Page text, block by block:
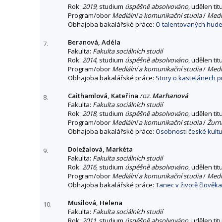
Rok: 2019, studium úspěšně absolvováno, udělen
Program/obor Mediální a komunikační studia/
Obhajoba bakalářské práce: O talentovaných
7.
Beranová, Adéla
Fakulta: Fakulta sociálních studií
Rok: 2014, studium úspěšně absolvováno, udělen
Program/obor Mediální a komunikační studia/
Obhajoba bakalářské práce: Story o kastelánech
8. Caithamlová, Kateřina roz. Marhanová
Fakulta: Fakulta sociálních studií
Rok: 2018, studium úspěšně absolvováno, udělen
Program/obor Mediální a komunikační studia/
Obhajoba bakalářské práce: Osobnosti české
9.
Doležalová, Markéta
Fakulta: Fakulta sociálních studií
Rok: 2016, studium úspěšně absolvováno, udělen
Program/obor Mediální a komunikační studia/
Obhajoba bakalářské práce: Tanec v životě
10.
Musilová, Helena
Fakulta: Fakulta sociálních studií